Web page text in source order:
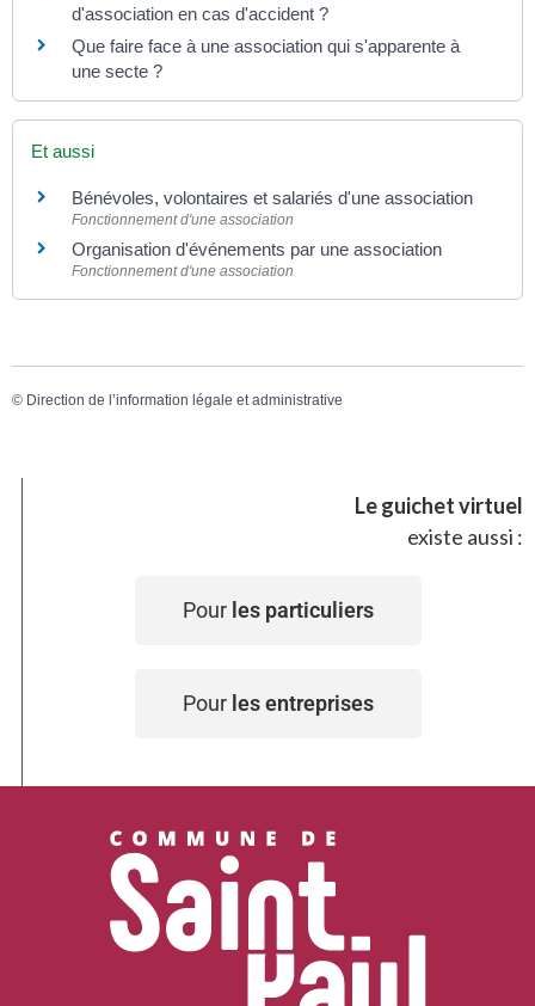
d'association en cas d'accident ?
Que faire face à une association qui s'apparente à
une secte ?
Et aussi
Bénévoles, volontaires et salariés d'une association
Fonctionnement d'une association
Organisation d'événements par une association
Fonctionnement d'une association
© Direction de l’information légale et administrative
Le guichet virtuel
existe aussi :
Pour les particuliers
Pour les entreprises